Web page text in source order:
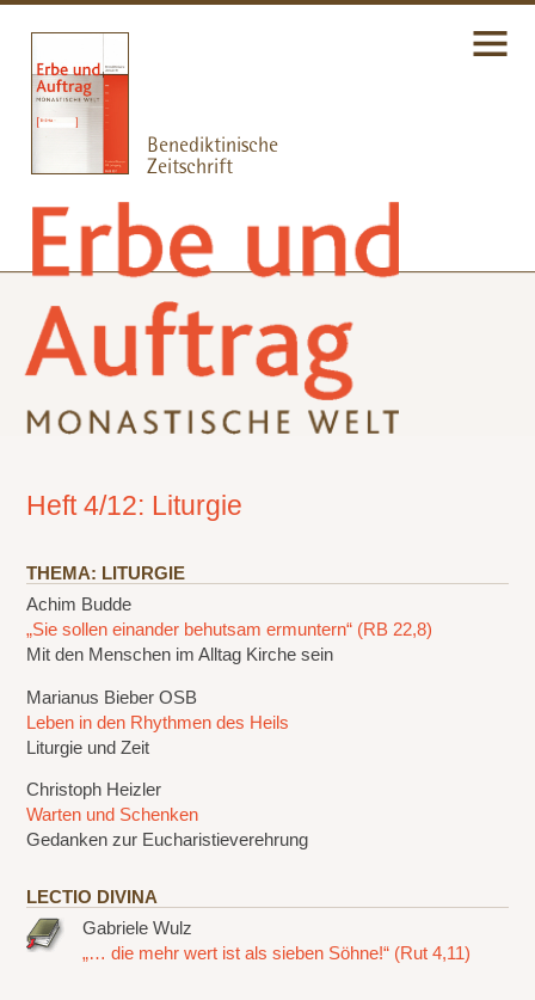
Heft 4/12: Liturgie
THEMA: LITURGIE
Achim Budde
„Sie sollen einander behutsam ermuntern“ (RB 22,8)
Mit den Menschen im Alltag Kirche sein
Marianus Bieber OSB
Leben in den Rhythmen des Heils
Liturgie und Zeit
Christoph Heizler
Warten und Schenken
Gedanken zur Eucharistieverehrung
LECTIO DIVINA
Gabriele Wulz
„… die mehr wert ist als sieben Söhne!“ (Rut 4,11)